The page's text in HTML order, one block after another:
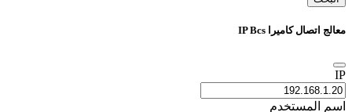
معالج اتصال كاميرا IP Bcs
IP
اسم المستخدم